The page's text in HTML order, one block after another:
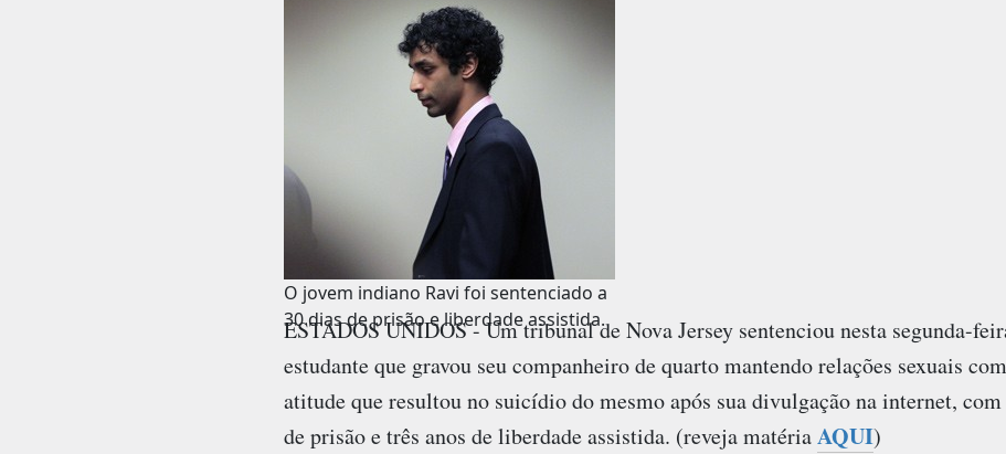
O jovem indiano Ravi foi sentenciado a
30 dias de prisão e liberdade assistida.
ESTADOS UNIDOS - Um tribunal de Nova Jersey sentenciou nesta segunda-
estudante que gravou seu companheiro de quarto mantendo relações sexuais
atitude que resultou no suicídio do mesmo após sua divulgação na internet, com
de prisão e três anos de liberdade assistida. (reveja matériaAQUI)